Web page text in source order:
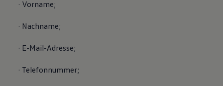
· Vorname;
· Nachname;
· E-Mail-Adresse;
· Telefonnummer;